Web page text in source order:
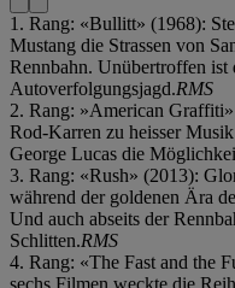
1. Rang: «Bullitt» (1968):
Mustang die Strassen von
Rennbahn. Unübertroffen
Autoverfolgungsjagd.RMS
2. Rang: »American
Rod-Karren zu heisser
George Lucas die
3. Rang: «Rush» (2013):
während der goldenen Ära
Und auch abseits der
Schlitten.RMS
4. Rang: «The Fast and the